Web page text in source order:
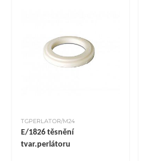
TGPERLATOR/M24
E/1826 těsnění
tvar.perlátoru